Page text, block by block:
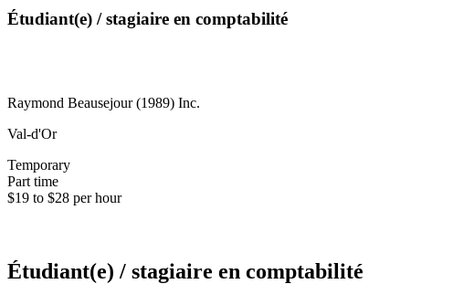
Étudiant(e) / stagiaire en comptabilité
Raymond Beausejour (1989) Inc.
Val-d'Or
Temporary
Part time
$19 to $28 per hour
Étudiant(e) / stagiaire en comptabilité